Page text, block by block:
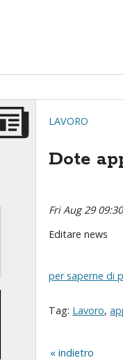
LAVORO
Dote
Fri Aug 29
Editare news
per saperne di
Tag: Lavoro,
indietro